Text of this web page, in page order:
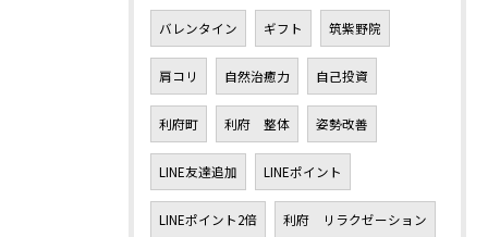
バレンタイン ギフト 筑紫野院
肩コリ 自然治癒力 自己投資
利府町 利府 整体 姿勢改善
LINE友達追加 LINEポイント
LINEポイント2倍 利府 リラクゼーション